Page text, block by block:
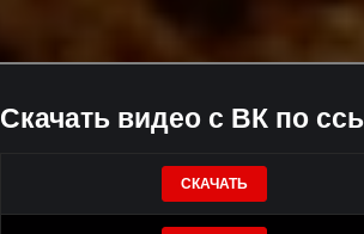
Скачать видео с ВК по
СКАЧАТЬ